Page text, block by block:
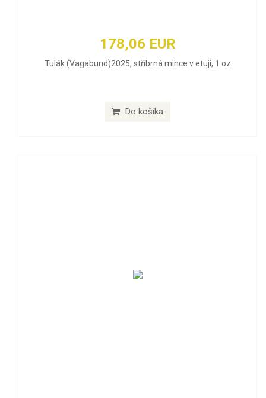
178,06 EUR
Tulák (Vagabund)2025, stříbrná mince v etuji, 1 oz
Do košíka